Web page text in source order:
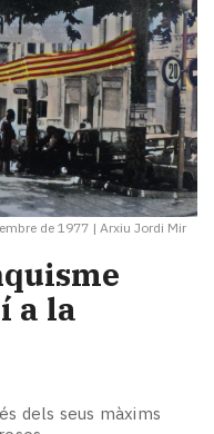
de 1977 | Arxiu Jordi Mir
a la
dels seus màxims